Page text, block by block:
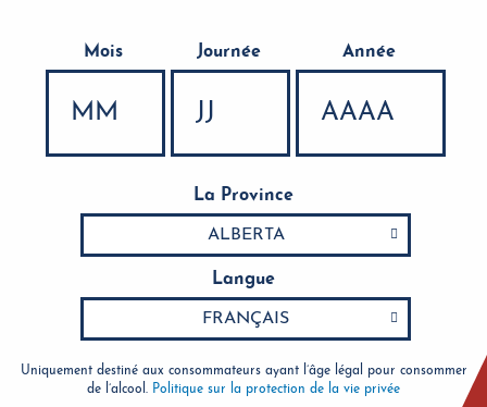
Date de naissance
Mois Journée Année
La Province
Langue
Uniquement destiné aux consommateurs ayant l’âge légal pour consommer
de l’alcool. Politique sur la protection de la vie privée